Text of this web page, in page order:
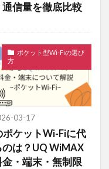
通信量を徹底比較
ポケット型Wi-Fiの選び
方
03-17
ポケットWi-Fiに代
のは？UQ WiMAX
・端末・無制限